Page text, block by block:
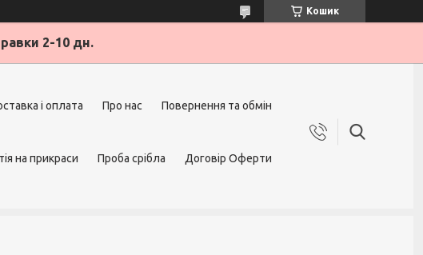
Кошик
2-10 дн.
і оплата Про нас Повернення та обмін
на прикраси Проба срібла Договір Оферти